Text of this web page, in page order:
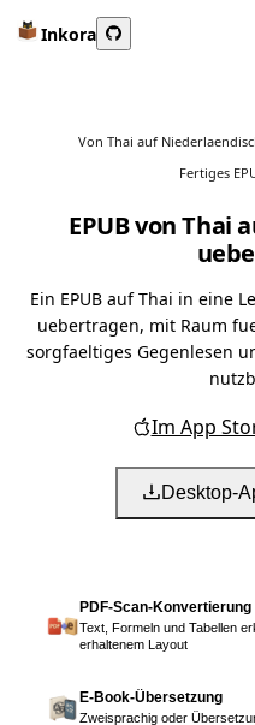
Inkora
Von Thai auf
Fertiges
EPUB von Thai
Ein EPUB auf Thai in eine
uebertragen, mit Raum
sorgfaeltiges Gegenlesen
Im App
Desktop-
PDF-Scan-Konvertierung
Text, Formeln und Tabellen
erhaltenem Layout
E-Book-Übersetzung
Zweisprachig oder